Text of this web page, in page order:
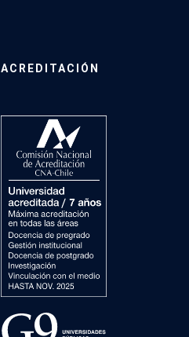
ACREDITACIÓN